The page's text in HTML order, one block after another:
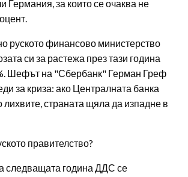
Германия, за които се очаква не
руското финансово министерство
си за растежа през тази година
Шефът на "Сбербанк" Герман Греф
за криза: ако Централната банка
лихвите, страната щяла да изпадне в
правителство?
следващата година ДДС се